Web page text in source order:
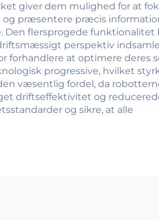
giver dem mulighed for at
præsentere præcis
Den flersprogede funktionalitet
perspektiv
at optimere deres
progressive, hvilket
væsentlig fordel, da
driftseffektivitet og
og sikre, at alle